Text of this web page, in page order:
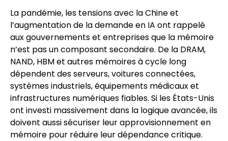
La pandémie, les tensions avec la Chine et
l’augmentation de la demande en IA ont rappelé
aux gouvernements et entreprises que la mémoire
n’est pas un composant secondaire. De la DRAM,
NAND, HBM et autres mémoires à cycle long
dépendent des serveurs, voitures connectées,
systèmes industriels, équipements médicaux et
infrastructures numériques fiables. Si les États-Unis
ont investi massivement dans la logique avancée, ils
doivent aussi sécuriser leur approvisionnement en
mémoire pour réduire leur dépendance critique.